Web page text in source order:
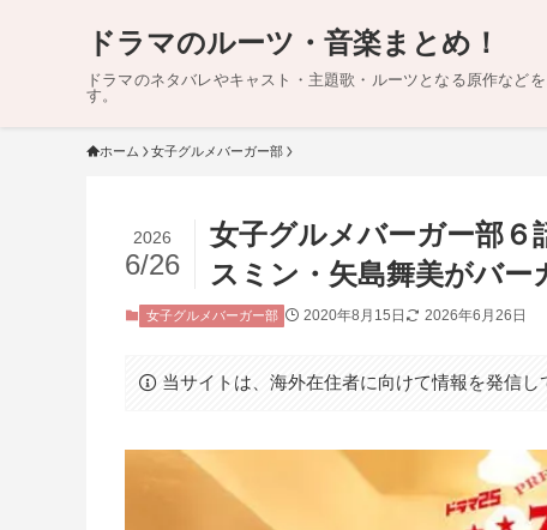
ドラマのルーツ・音楽まとめ！
ドラマのネタバレやキャスト・主題歌・ルーツとなる原作など
す。
ホーム 女子グルメバーガー部
女子グルメバーガー部６
スミン・矢島舞美がバー
2026
6/26
女子グルメバーガー部 2020年8月15日 2026年6月26日
当サイトは、海外在住者に向けて情報を発信し